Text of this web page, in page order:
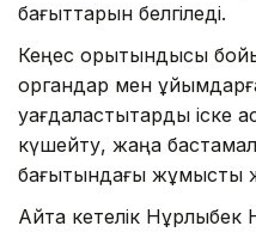
бағыттарын белгіледі.
Кеңес қорытындысы
органдар мен ұйымдарға
уағдаластықтарды іске
күшейту, жаңа
бағытындағы жұмысты
Айта кетелік Нұрлыбек